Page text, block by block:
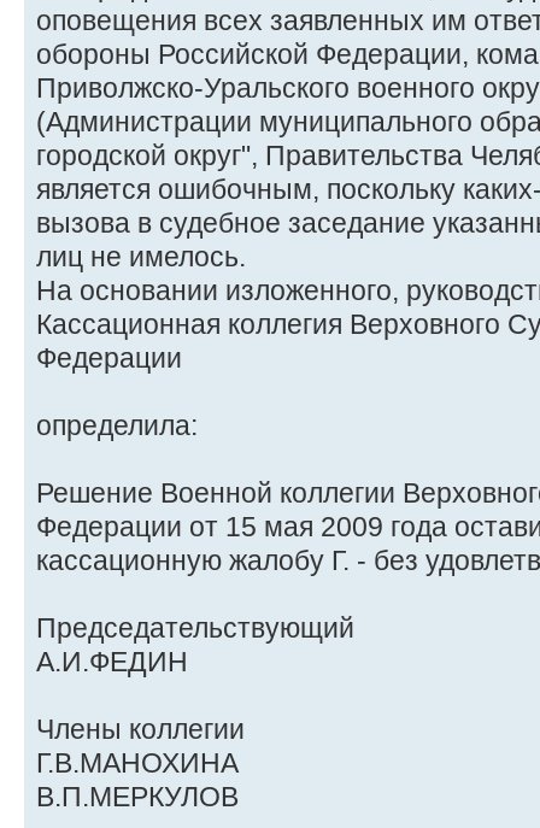
оповещения всех заявленных им
обороны Российской Федерации,
Приволжско-Уральского военного
(Администрации муниципального
городской округ", Правительства
является ошибочным, поскольку
вызова в судебное заседание
лиц не имелось.
На основании изложенного,
Кассационная коллегия Верховного
Федерации
определила:
Решение Военной коллегии
Федерации от 15 мая 2009 года
кассационную жалобу Г. - без
Председательствующий
А.И.ФЕДИН
Члены коллегии
Г.В.МАНОХИНА
В.П.МЕРКУЛОВ